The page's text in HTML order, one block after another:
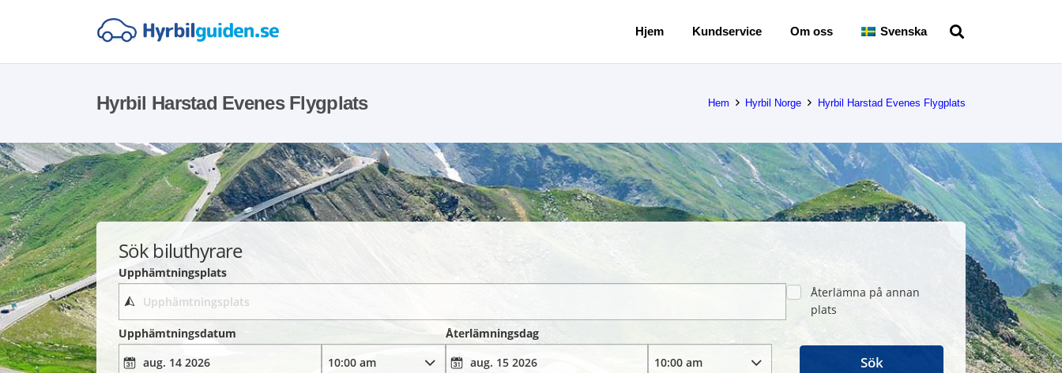
Hjem Kundservice Om oss Svenska
Hyrbil Harstad Evenes Flygplats Hem Hyrbil Norge Hyrbil Harstad Evenes Flygplats
Sök biluthyrare
Upphämtningsplats
Återlämna på annan
plats
Upphämtningsdatum
Återlämningsdag
Sök